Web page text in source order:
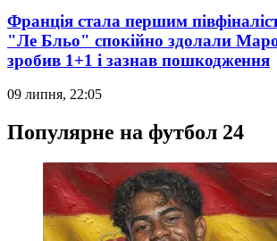
Франція стала першим
"Ле Бльо" спокійно здолали
зробив 1+1 і зазнав пошкодження
09 липня, 22:05
Популярне на футбол 24